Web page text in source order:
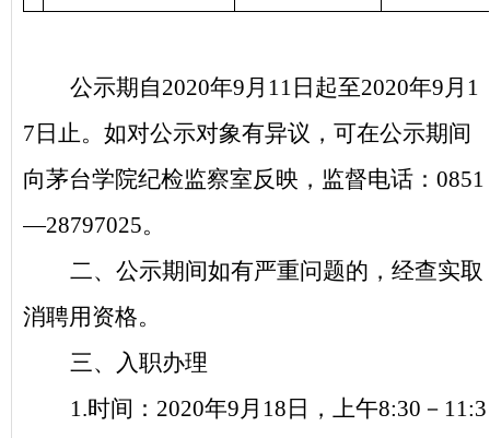
公示期自2020年9月11日起至2020年9月1
7日止。如对公示对象有异议，可在公示期间
向茅台学院纪检监察室反映，监督电话：0851
—28797025。
二、公示期间如有严重问题的，经查实取
消聘用资格。
三、入职办理
1.时间：2020年9月18日，上午8:30－11:3